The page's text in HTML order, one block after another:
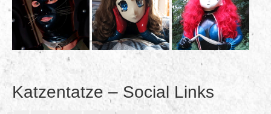
Katzentatze – Social Links